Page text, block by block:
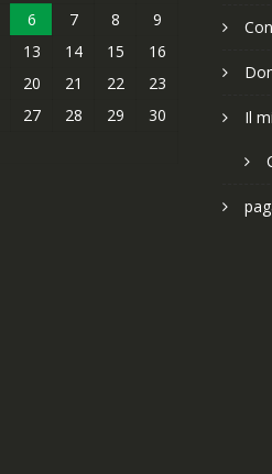
6 7 8
9
13 14 15
16
20 21 22
23
27 28 29
30
Il